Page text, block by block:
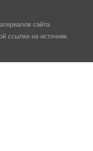
сайта
ссылки на источник.